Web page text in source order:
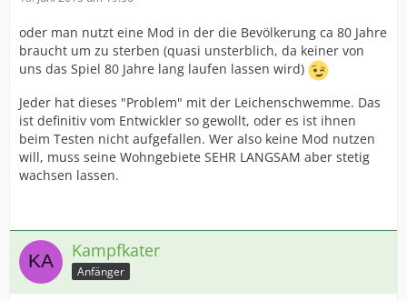
oder man nutzt eine Mod in der die Bevölkerung ca 80 Jahre
braucht um zu sterben (quasi unsterblich, da keiner von
uns das Spiel 80 Jahre lang laufen lassen wird)
Jeder hat dieses "Problem" mit der Leichenschwemme. Das
ist definitiv vom Entwickler so gewollt, oder es ist ihnen
beim Testen nicht aufgefallen. Wer also keine Mod nutzen
will, muss seine Wohngebiete SEHR LANGSAM aber stetig
wachsen lassen.
Kampfkater
Anfänger